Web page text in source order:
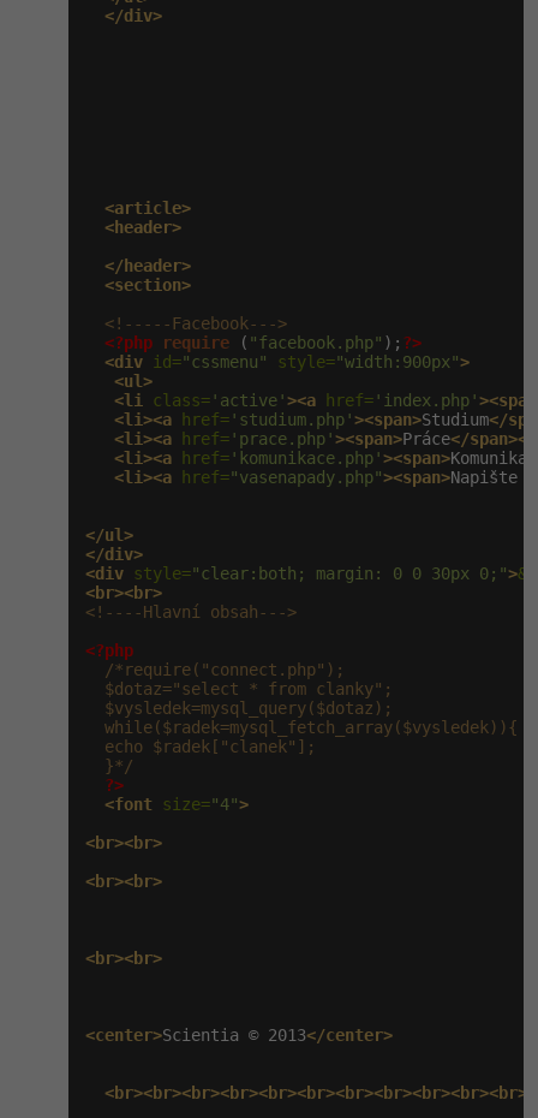
</div>
<article>
<header>
</header>
<section>
<!-----Facebook--->
<?php
require ( "facebook.php" ); ?>
<div id="cssmenu" style="width:900px">
<ul>
<li
class= 'active'><a href= 'index.php'
<li><a href= 'studium.php'><span>Studium</
<li><a href= 'prace.php'><span>Práce</
<li><a href= 'komunikace.php'><span>
<li><a href="vasenapady.php"><span>Napište
</ul>
</div>
<div style="clear:both; margin: 0 0 30px 0;">
<br><br>
<!----Hlavní obsah--->
<?php
/*require("connect.php");
  $dotaz="select * from clanky";
  $vysledek=mysql_query($dotaz);
  while($radek=mysql_fetch_array($vysledek)){
  echo $radek["clanek"];
  }*/
?>
<font size="4">
<br><br>
<br><br>
<br><br>
<center>Scientia © 2013</center>